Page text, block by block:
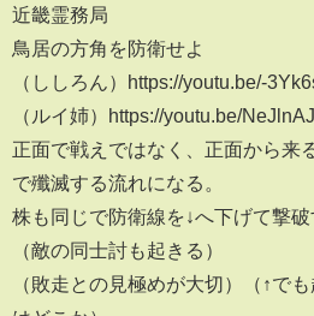
近畿霊務局
鳥居の方角を防衛せよ
（ししろん）https://youtu.be/-
（ルイ姉）https://youtu.be/
正面で戦えではなく、正面から来
で殲滅する流れになる。
株も同じで防衛線を↓へ下げて撃破
（敵の同士討も起きる）
（敗走との見極めが大切）（↑で